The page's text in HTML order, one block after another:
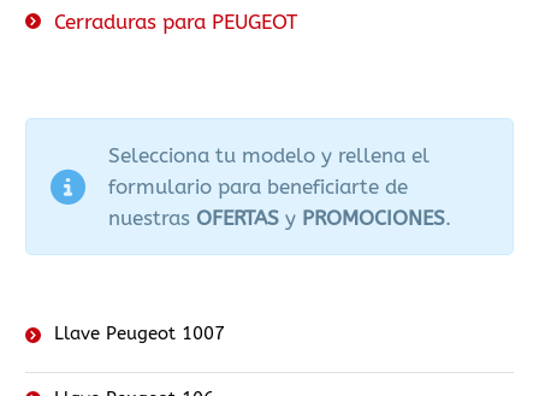
Cerraduras para PEUGEOT
Selecciona tu modelo y rellena el
formulario para beneficiarte de
nuestras OFERTAS y PROMOCIONES.
Llave Peugeot 1007